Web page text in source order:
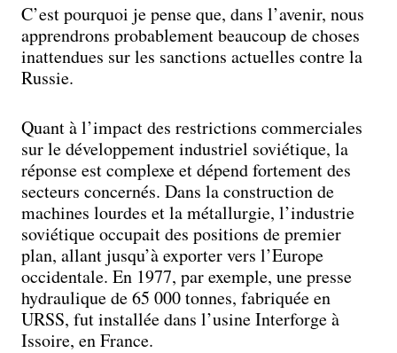
C’est pourquoi je pense que, dans l’avenir, nous
apprendrons probablement beaucoup de choses
inattendues sur les sanctions actuelles contre la
Russie.
Quant à l’impact des restrictions commerciales
sur le développement industriel soviétique, la
réponse est complexe et dépend fortement des
secteurs concernés. Dans la construction de
machines lourdes et la métallurgie, l’industrie
soviétique occupait des positions de premier
plan, allant jusqu’à exporter vers l’Europe
occidentale. En 1977, par exemple, une presse
hydraulique de 65 000 tonnes, fabriquée en
URSS, fut installée dans l’usine Interforge à
Issoire, en France.